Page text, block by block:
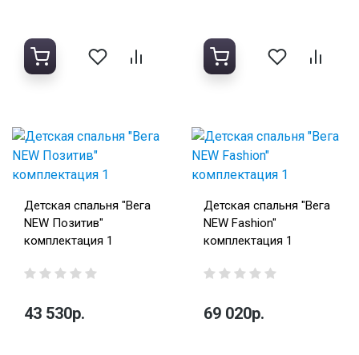
Детская спальня "Вега
NEW Позитив"
комплектация 1
43 530р.
Детская спальня "Вега
NEW Fashion"
комплектация 1
69 020р.